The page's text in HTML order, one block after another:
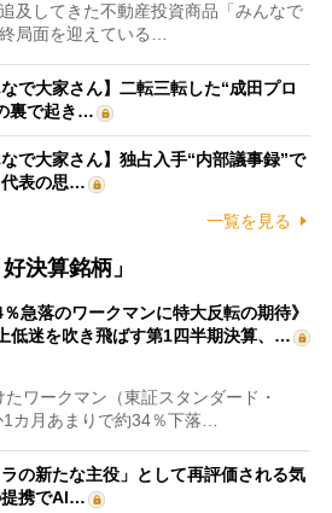
及してきた不動産投資商品「みんなで
局面を迎えている…
で大家さん】二転三転した“成田プロ
裏で起き…
で大家さん】独占入手“内部議事録”で
代表の思…
一覧を見る
決算銘柄」
％急落のワークマンに特大反転の期待》
低迷を吹き飛ばす第1四半期決算、…
ワークマン（東証スタンダード・
カ月あまりで約34％下落…
の新たな主役」として再評価される気
携でAI…